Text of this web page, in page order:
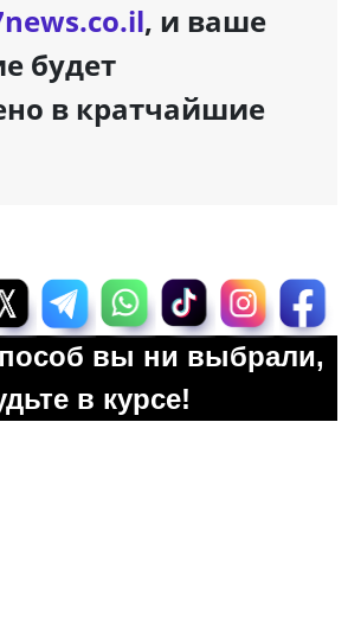
, и ваше
будет
в кратчайшие
вы ни выбрали,
в курсе!